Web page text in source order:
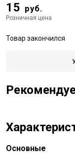
15 руб.
Розничная цена
Товар закончился
Основные